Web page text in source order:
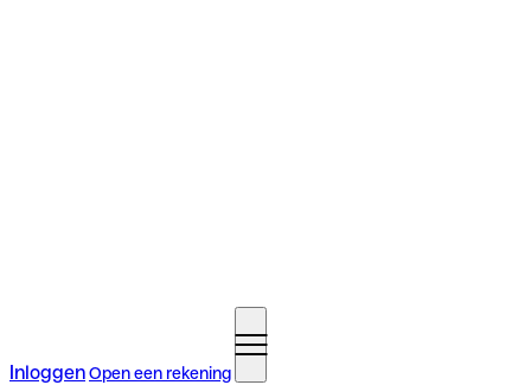
InloggenOpen een rekening